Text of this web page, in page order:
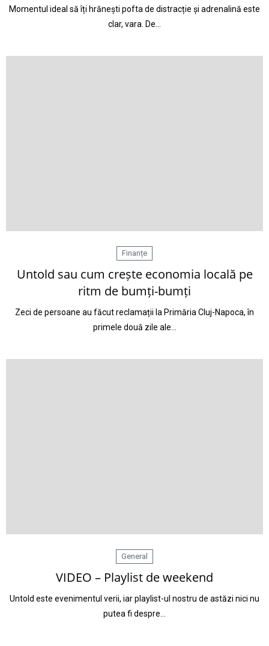
Momentul ideal să îți hrănești pofta de distracție și adrenalină este
clar, vara. De…
Finanțe
Untold sau cum crește economia locală pe
ritm de bumți-bumți
Zeci de persoane au făcut reclamații la Primăria Cluj-Napoca, în
primele două zile ale…
General
VIDEO – Playlist de weekend
Untold este evenimentul verii, iar playlist-ul nostru de astăzi nici nu
putea fi despre…